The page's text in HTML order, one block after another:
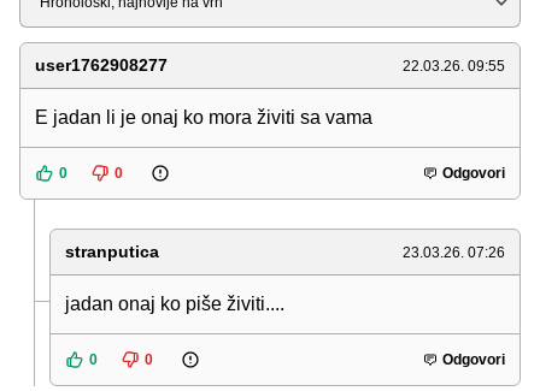
user1762908277 22.03.26. 09:55
E jadan li je onaj ko mora živiti sa vama
0 0 Odgovori
stranputica 23.03.26. 07:26
jadan onaj ko piše živiti....
0 0 Odgovori